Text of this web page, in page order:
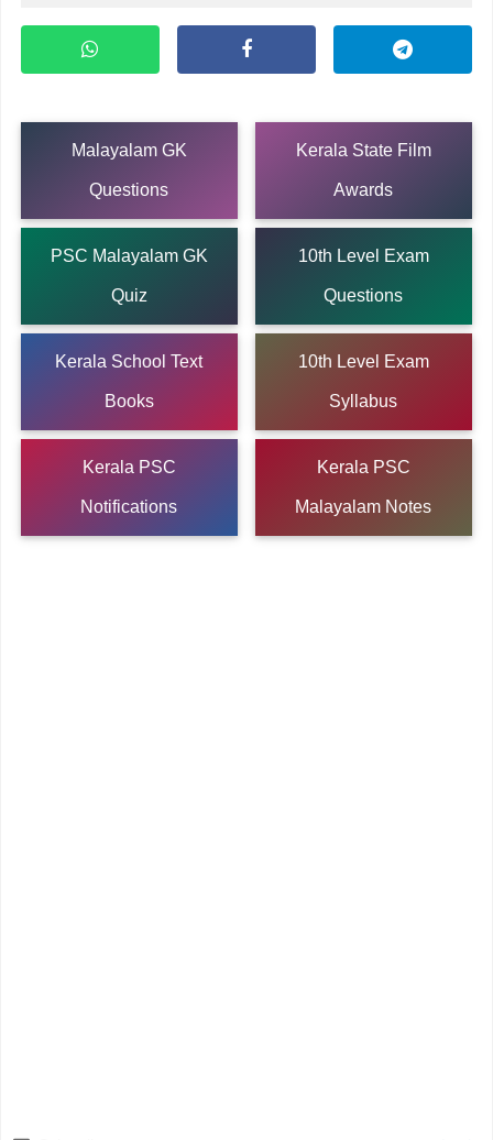
Malayalam GK
Questions
Kerala State Film
Awards
PSC Malayalam GK
Quiz
10th Level Exam
Questions
Kerala School Text
Books
10th Level Exam
Syllabus
Kerala PSC
Notifications
Kerala PSC
Malayalam Notes